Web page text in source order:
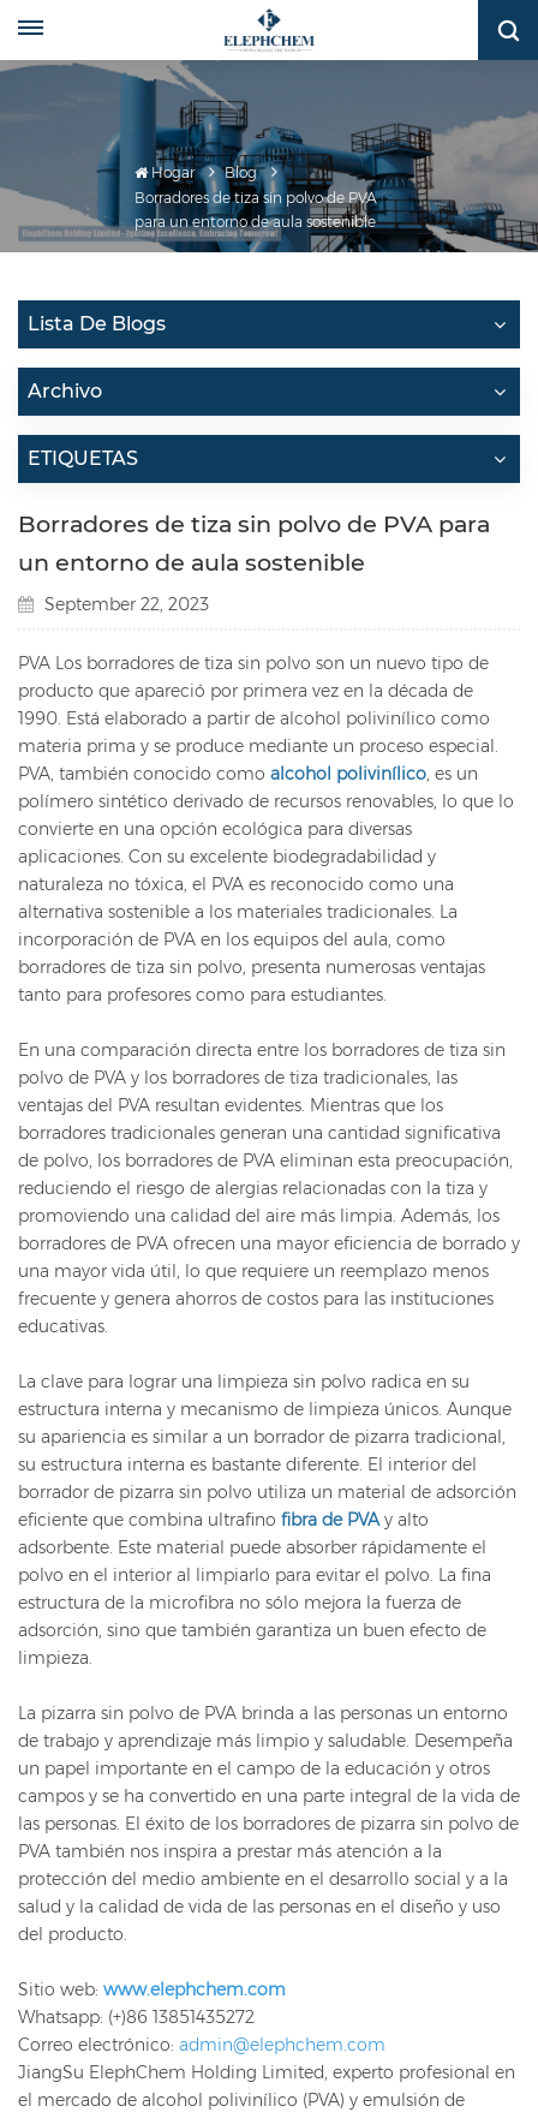
Hogar
Blog
Borradores de tiza sin polvo de PVA
para un entorno de aula sostenible
Lista De Blogs
Archivo
ETIQUETAS
Borradores de tiza sin polvo de PVA para
un entorno de aula sostenible
September 22, 2023
PVA Los borradores de tiza sin polvo son un nuevo tipo de
producto que apareció por primera vez en la década de
1990. Está elaborado a partir de alcohol polivinílico como
materia prima y se produce mediante un proceso especial.
PVA, también conocido como alcohol polivinílico, es un
polímero sintético derivado de recursos renovables, lo que lo
convierte en una opción ecológica para diversas
aplicaciones. Con su excelente biodegradabilidad y
naturaleza no tóxica, el PVA es reconocido como una
alternativa sostenible a los materiales tradicionales. La
incorporación de PVA en los equipos del aula, como
borradores de tiza sin polvo, presenta numerosas ventajas
tanto para profesores como para estudiantes.
En una comparación directa entre los borradores de tiza sin
polvo de PVA y los borradores de tiza tradicionales, las
ventajas del PVA resultan evidentes. Mientras que los
borradores tradicionales generan una cantidad significativa
de polvo, los borradores de PVA eliminan esta preocupación,
reduciendo el riesgo de alergias relacionadas con la tiza y
promoviendo una calidad del aire más limpia. Además, los
borradores de PVA ofrecen una mayor eficiencia de borrado y
una mayor vida útil, lo que requiere un reemplazo menos
frecuente y genera ahorros de costos para las instituciones
educativas.
La clave para lograr una limpieza sin polvo radica en su
estructura interna y mecanismo de limpieza únicos. Aunque
su apariencia es similar a un borrador de pizarra tradicional,
su estructura interna es bastante diferente. El interior del
borrador de pizarra sin polvo utiliza un material de adsorción
eficiente que combina ultrafino fibra de PVA y alto
adsorbente. Este material puede absorber rápidamente el
polvo en el interior al limpiarlo para evitar el polvo. La fina
estructura de la microfibra no sólo mejora la fuerza de
adsorción, sino que también garantiza un buen efecto de
limpieza.
La pizarra sin polvo de PVA brinda a las personas un entorno
de trabajo y aprendizaje más limpio y saludable. Desempeña
un papel importante en el campo de la educación y otros
campos y se ha convertido en una parte integral de la vida de
las personas. El éxito de los borradores de pizarra sin polvo de
PVA también nos inspira a prestar más atención a la
protección del medio ambiente en el desarrollo social y a la
salud y la calidad de vida de las personas en el diseño y uso
del producto.
Sitio web: www.elephchem.com
Whatsapp: (+)86 13851435272
Correo electrónico: admin@elephchem.com
JiangSu ElephChem Holding Limited, experto profesional en
el mercado de alcohol polivinílico (PVA) y emulsión de